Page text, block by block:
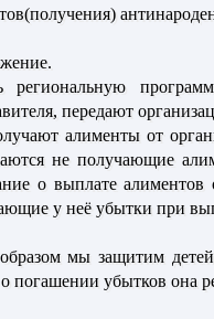
региональную
передают
алименты от
не получающие
о выплате
у неё убытки при
мы защитим детей
погашении убытков она